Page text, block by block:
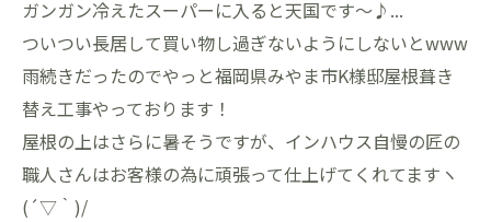
ガンガン冷えたスーパーに入ると天国です～♪ ...
ついつい長居して買い物し過ぎないようにしないとwww
雨続きだったのでやっと福岡県みやま市K様邸屋根葺き
替え工事やっております！
屋根の上はさらに暑そうですが、インハウス自慢の匠の
職人さんはお客様の為に頑張って仕上げてくれてますヽ
(´▽｀)/